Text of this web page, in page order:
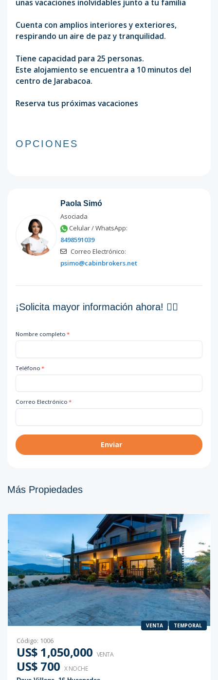
unas vacaciones inolvidables junto a tu familia
Cuenta con amplios interiores y exteriores,
respirando un aire de paz y tranquilidad.
Tiene capacidad para 25 personas.
Este alojamiento se encuentra a 10 minutos del
centro de Jarabacoa.
Reserva tus próximas vacaciones
OPCIONES
Paola Simó
Asociada
Celular / WhatsApp:
8498591039
Correo Electrónico:
psimo@cabinbrokers.net
¡Solicita mayor información ahora! 👇🏽
Nombre completo *
Teléfono *
Correo Electrónico *
Enviar
Más Propiedades
VENTA TEMPORAL
Código: 1006
US$ 1,050,000 VENTA
US$ 700 X NOCHE